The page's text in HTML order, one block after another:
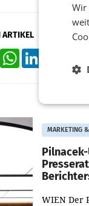
ARTIKEL
MessengerWhatsApp
MARKETING
WIEN Der
Wir